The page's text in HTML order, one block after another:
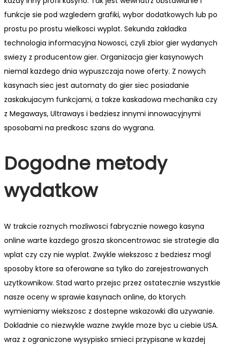
funkcje sie pod wzgledem grafiki, wybor dodatkowych lub po
prostu po prostu wielkosci wyplat. Sekunda zakladka
technologia informacyjna Nowosci, czyli zbior gier wydanych
swiezy z producentow gier. Organizacja gier kasynowych
niemal kazdego dnia wypuszczaja nowe oferty. Z nowych
kasynach siec jest automaty do gier siec posiadanie
zaskakujacym funkcjami, a takze kaskadowa mechanika czy
z Megaways, Ultraways i bedziesz innymi innowacyjnymi
sposobami na predkosc szans do wygrana.
Dogodne metody
wydatkow
W trakcie roznych mozliwosci fabrycznie nowego kasyna
online warte kazdego grosza skoncentrowac sie strategie dla
wplat czy czy nie wyplat. Zwykle wiekszosc z bedziesz mogl
sposoby ktore sa oferowane sa tylko do zarejestrowanych
uzytkownikow. Stad warto przejsc przez ostatecznie wszystkie
nasze oceny w sprawie kasynach online, do ktorych
wymieniamy wiekszosc z dostepne wskazowki dla uzywanie.
Dokladnie co niezwykle wazne zwykle moze byc u ciebie USA.
wraz z ograniczone wysypisko smieci przypisane w kazdej